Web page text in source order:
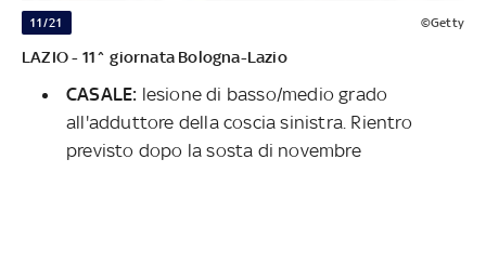
11/21 ©Getty
LAZIO - 11^ giornata Bologna-Lazio
CASALE: lesione di basso/medio grado
all'adduttore della coscia sinistra. Rientro
previsto dopo la sosta di novembre